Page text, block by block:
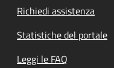
Richiedi assistenza
Statistiche del portale
Leggi le FAQ